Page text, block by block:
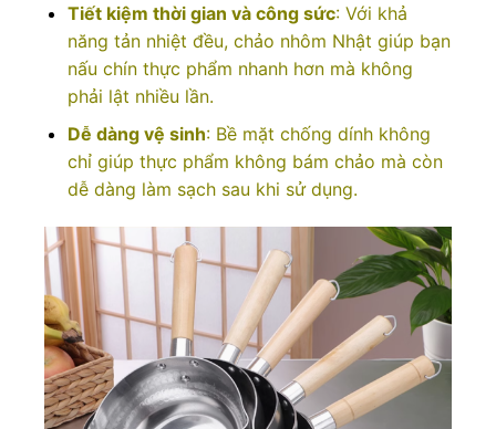
Tiết kiệm thời gian và công sức: Với khả
năng tản nhiệt đều, chảo nhôm Nhật giúp bạn
nấu chín thực phẩm nhanh hơn mà không
phải lật nhiều lần.
Dễ dàng vệ sinh: Bề mặt chống dính không
chỉ giúp thực phẩm không bám chảo mà còn
dễ dàng làm sạch sau khi sử dụng.